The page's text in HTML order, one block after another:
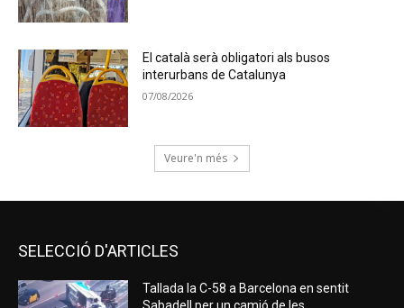
El català serà obligatori als busos
interurbans de Catalunya
07/08/2026
Veure'n més
SELECCIÓ D'ARTICLES
Tallada la C-58 a Barcelona en sentit